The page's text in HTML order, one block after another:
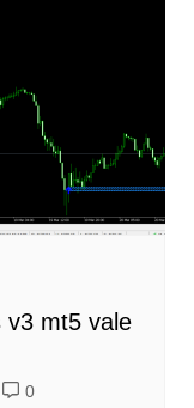
v3 mt5 vale
0